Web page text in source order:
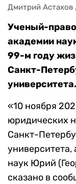
Дмитрий
Ученый-
академии
99-м году
Санкт-
университета.
«10 ноября
юридических
Санкт-
наук Юрий
сказано в